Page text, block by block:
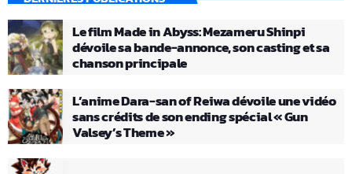
Le film Made in Abyss: Mezameru Shinpi
dévoile sa bande-annonce, son casting et sa
chanson principale
L’anime Dara-san of Reiwa dévoile une vidéo
sans crédits de son ending spécial « Gun
Valsey’s Theme »